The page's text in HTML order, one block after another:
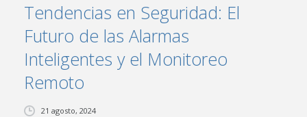
Tendencias en Seguridad: El
Futuro de las Alarmas
Inteligentes y el Monitoreo
Remoto
21 agosto, 2024